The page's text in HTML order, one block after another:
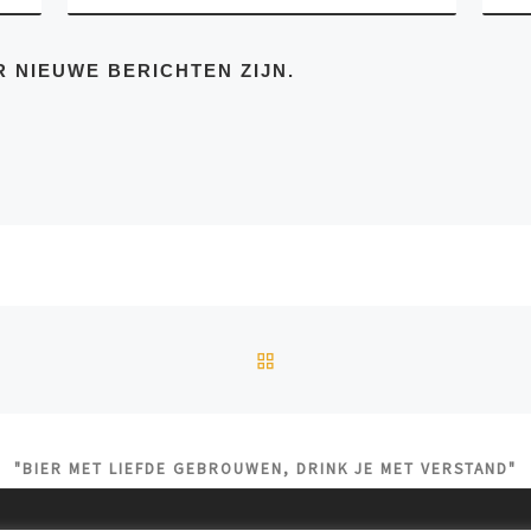
NIEUWE BERICHTEN ZIJN.
"BIER MET LIEFDE GEBROUWEN, DRINK JE MET VERSTAND"